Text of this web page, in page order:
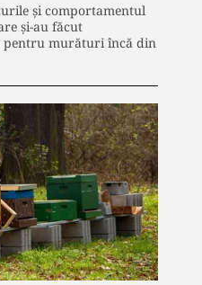
și comportamentul
și-au făcut
pentru murături încă din